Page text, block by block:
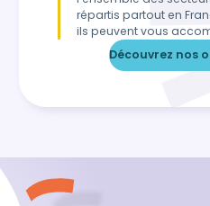
répartis partout en
ils peuvent vous
Découvrez nos